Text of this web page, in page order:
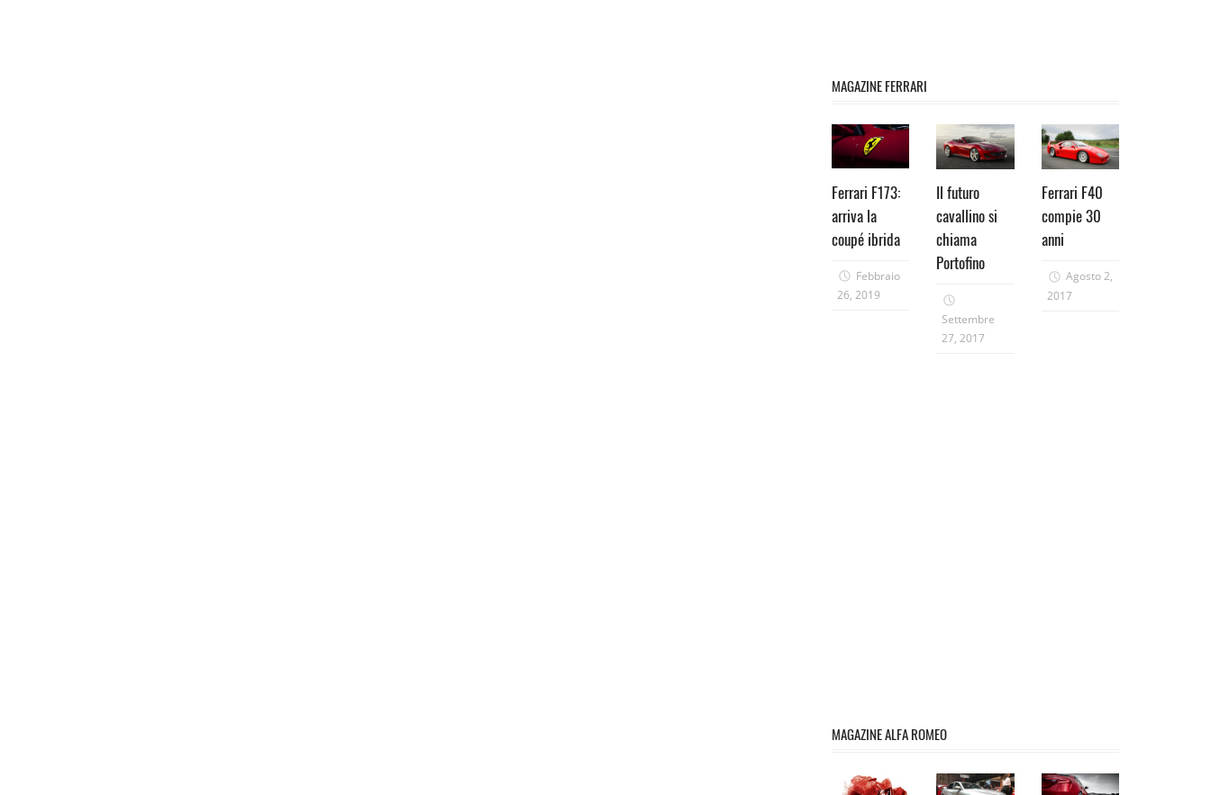
MAGAZINE FERRARI
Ferrari F173:
arriva la
coupé ibrida
Febbraio
26, 2019
Il futuro
cavallino si
chiama
Portofino
Settembre
27, 2017
Ferrari F40
compie 30
anni
Agosto 2,
2017
MAGAZINE ALFA ROMEO